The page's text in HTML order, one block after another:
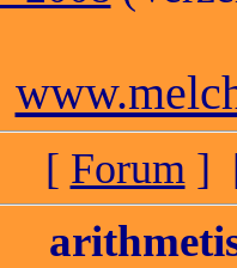
[ Forum]